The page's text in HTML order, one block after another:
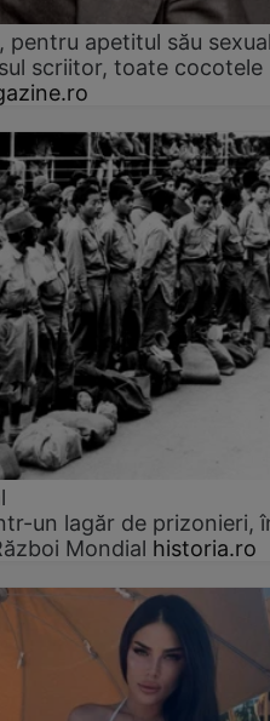
apetitul său
scriitor, toate cocotele
un lagăr de prizonieri,
Mondial historia.ro